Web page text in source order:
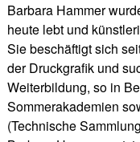
Barbara Hammer
heute lebt und
Sie beschäftigt sich
der Druckgrafik und
Weiterbildung, so in
Sommerakademien
(Technische